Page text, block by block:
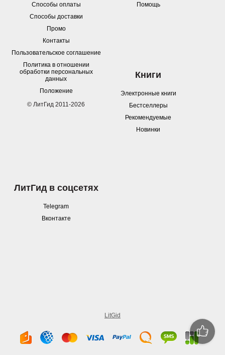
Способы оплаты
Способы доставки
Промо
Контакты
Пользовательское соглашение
Политика в отношении
обработки персональных
данных
Положение
© ЛитГид 2011-2026
Помощь
Книги
Электронные книги
Бестселлеры
Рекомендуемые
Новинки
ЛитГид в соцсетях
Telegram
Вконтакте
LitGid